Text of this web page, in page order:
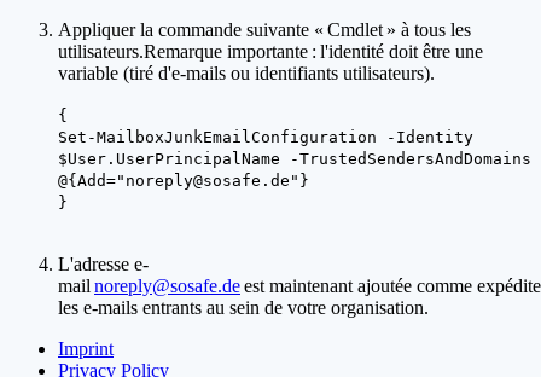
Appliquer la commande suivante « Cmdlet » à tous les
utilisateurs.Remarque importante : l'identité doit être une
variable (tiré d'e-mails ou identifiants utilisateurs).
{
Set-MailboxJunkEmailConfiguration -Identity
$User.UserPrincipalName -TrustedSendersAndDomains
@{Add="noreply@sosafe.de"}
}
L'adresse e-
mail noreply@sosafe.deest maintenant ajoutée comme
les e-mails entrants au sein de votre organisation.
Imprint
Privacy Policy